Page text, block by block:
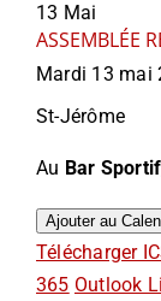
13 Mai
ASSEMBLÉE
Mardi 13 mai
St-Jérôme
Au Bar Sportif
Ajouter au
Télécharger
365 Outlook